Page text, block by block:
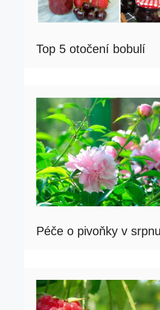
Top 5 otočení bobulí
Péče o pivoňky v srpnu